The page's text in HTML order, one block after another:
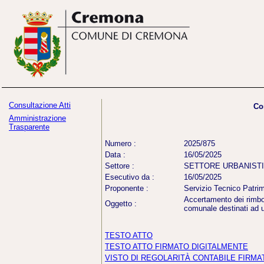
Numero :
2025/875
Data :
16/05/2025
Settore :
SETTORE
Esecutivo da :
16/05/2025
Proponente :
Servizio Tecnico
Oggetto :
Accertamento dei
comunale destinati ad
TESTO ATTO
TESTO ATTO FIRMATO DIGITALMENTE
VISTO DI REGOLARITÀ CONTABILE
Consultazione Atti
Amministrazione
Trasparente